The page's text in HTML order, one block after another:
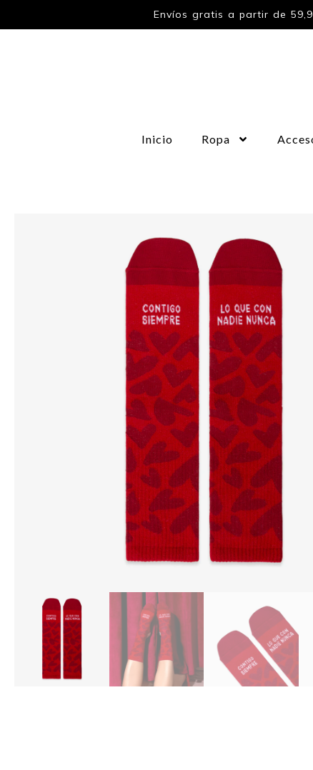
Envíos gratis a partir de
Inicio Ropa